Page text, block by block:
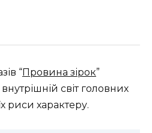
“Провина зірок”
світ головних
риси характеру.